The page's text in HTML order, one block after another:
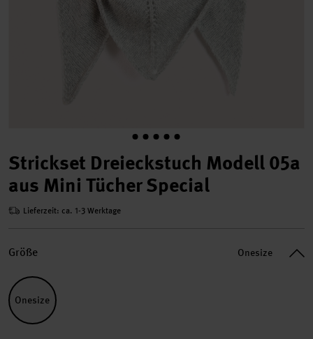
Strickset Dreieckstuch Modell 05a
aus Mini Tücher Special
Lieferzeit: ca. 1-3 Werktage
Größe Onesize
Onesize